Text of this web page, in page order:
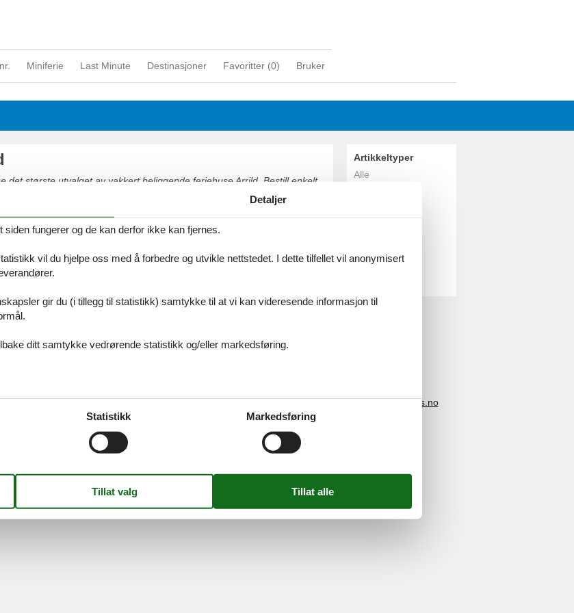
Miniferie Last Minute Destinasjoner Favoritter (0) Bruker
det største utvalget av vakkert beliggende feriehuse Arrild. Bestill enkelt
oss, hvis du har spørsmål.
Artikkeltyper
Alle
Danmark
Persondatapolitik
Kontakt
8B, 2.th -DK-7400 Herning-Danmark -Telefon: (+45) 8724 2251-E-post:info@feline-holidays.no
MVA-nummer: DK26347688
Detaljer
fungerer og de kan derfor ikke kan fjernes.
vil du hjelpe oss med å forbedre og utvikle nettstedet. I dette tilfellet vil anonymisert
gir du (i tillegg til statistikk) samtykke til at vi kan videresende informasjon til
ditt samtykke vedrørende statistikk og/eller markedsføring.
Statistikk Markedsføring